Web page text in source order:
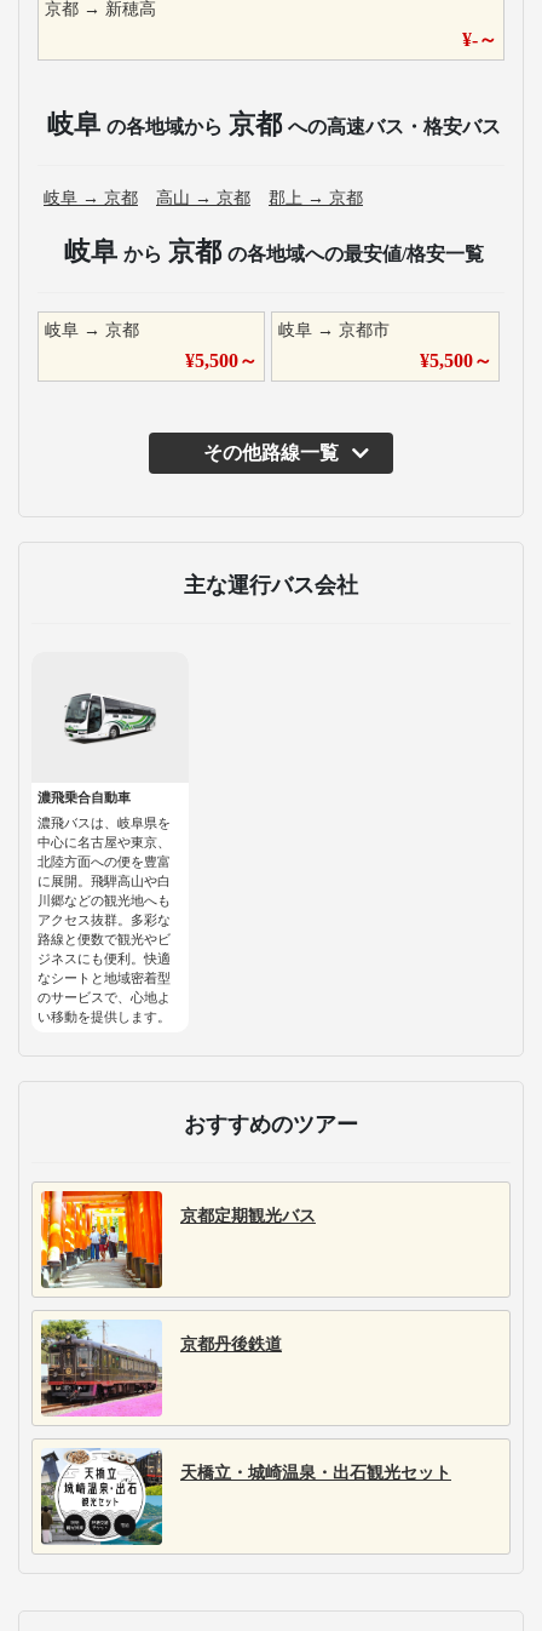
京都 → 新穂高
¥-～
岐阜 の各地域から 京都 への高速バス・格安バス
岐阜 → 京都 高山 → 京都 郡上 → 京都
岐阜 から 京都 の各地域への最安値/格安一覧
岐阜 → 京都
¥5,500～
岐阜 →京都市
¥5,500～
その他路線一覧
主な運行バス会社
濃飛乗合自動車
濃飛バスは、岐阜県を
中心に名古屋や東京、
北陸方面への便を豊富
に展開。飛騨高山や白
川郷などの観光地へも
アクセス抜群。多彩な
路線と便数で観光やビ
ジネスにも便利。快適
なシートと地域密着型
のサービスで、心地よ
い移動を提供します。
おすすめのツアー
京都定期観光バス
京都丹後鉄道
天橋立・城崎温泉・出石観光セット